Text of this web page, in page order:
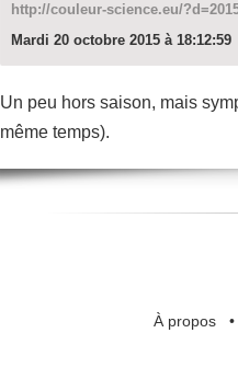
http://couleur-science.eu/
Mardi 20 octobre 2015 à 18:12:59
Un peu hors saison, mais
même temps).
À propos•